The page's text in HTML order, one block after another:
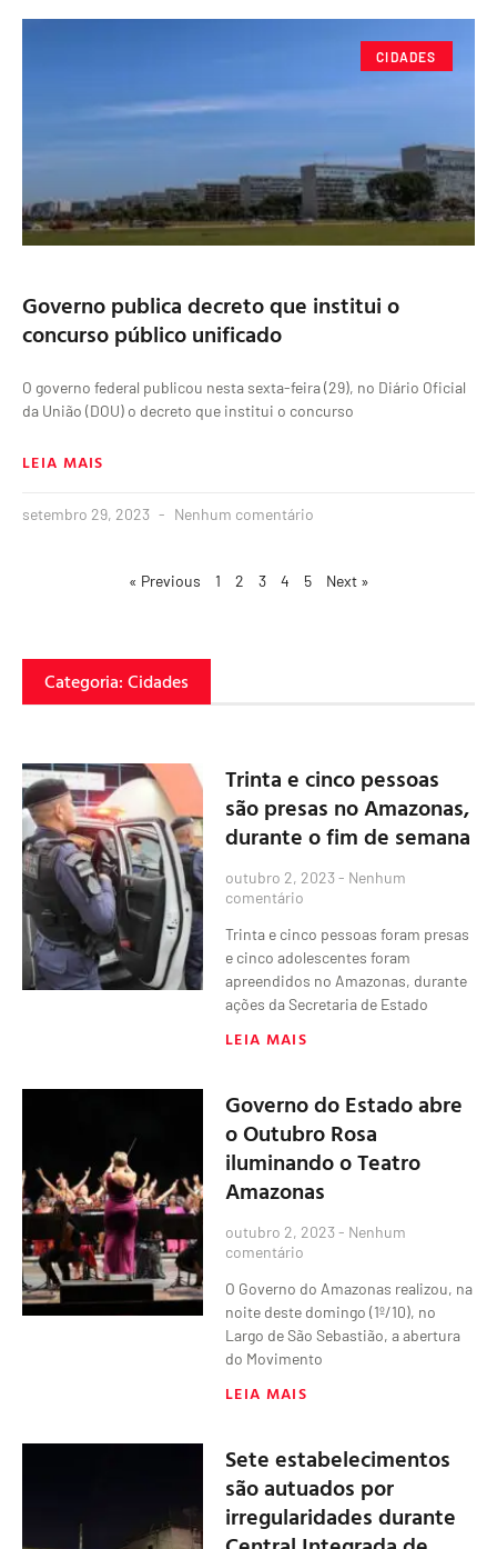
CIDADES
Governo publica decreto que institui o
concurso público unificado
O governo federal publicou nesta sexta-feira (29), no Diário Oficial
da União (DOU) o decreto que institui o concurso
LEIA MAIS
setembro 29, 2023 Nenhum comentário
« Previous 1 2 3 4 5 Next »
Categoria: Cidades
Trinta e cinco pessoas
são presas no Amazonas,
durante o fim de semana
outubro 2, 2023 Nenhum
comentário
Trinta e cinco pessoas foram presas
e cinco adolescentes foram
apreendidos no Amazonas, durante
ações da Secretaria de Estado
LEIA MAIS
Governo do Estado abre
o Outubro Rosa
iluminando o Teatro
Amazonas
outubro 2, 2023 Nenhum
comentário
O Governo do Amazonas realizou, na
noite deste domingo (1º/10), no
Largo de São Sebastião, a abertura
do Movimento
LEIA MAIS
Sete estabelecimentos
são autuados por
irregularidades durante